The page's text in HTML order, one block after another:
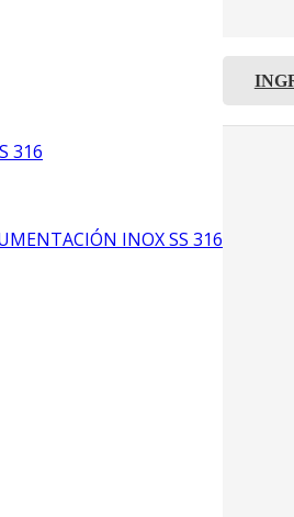
316
INOX SS 316